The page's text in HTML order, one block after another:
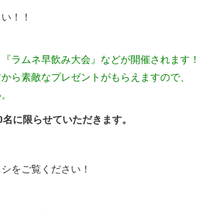
！！
ラムネ早飲み大会』などが開催されます！
ら素敵なプレゼントがもらえますので、
に限らせていただきます。
をご覧ください！